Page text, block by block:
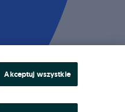
Akceptuj wszystkie